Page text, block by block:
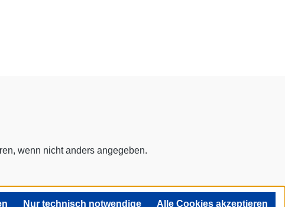
wenn nicht anders angegeben.
Nur technisch notwendige Alle Cookies akzeptieren